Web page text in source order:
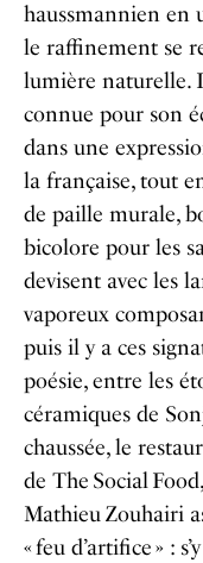
haussmannien en
le raffinement se
lumière naturelle.
connue pour son
dans une
la française, tout
de paille murale,
bicolore pour les
devisent avec les
vaporeux
puis il y a ces
poésie, entre les
céramiques de
chaussée, le
de The Social
Mathieu Zouhairi
« feu d’artifice » :